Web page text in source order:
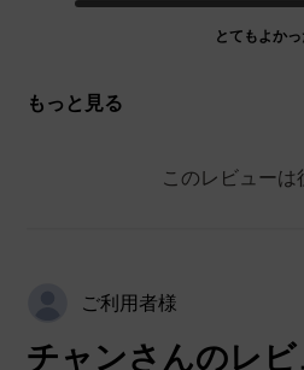
とてもよかっ
もっと見る
このレビューは
ご利用者様
チャンさんのレビ